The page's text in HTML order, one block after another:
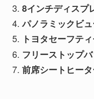
8インチディスプ
パノラミックビ
トヨタセーフテ
フリーストップ
前席シートヒー